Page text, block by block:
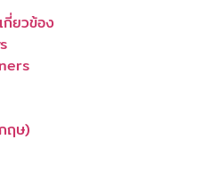
กี่ยวข้อง
ฤษ)